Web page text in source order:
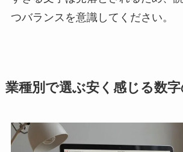
つバランスを意識してください。
業種別で選ぶ安く感じる数